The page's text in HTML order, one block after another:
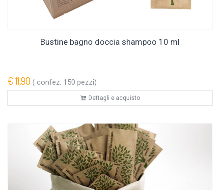
Bustine bagno doccia shampoo 10 ml
€ 11,90 ( confez. 150 pezzi)
Dettagli e acquisto